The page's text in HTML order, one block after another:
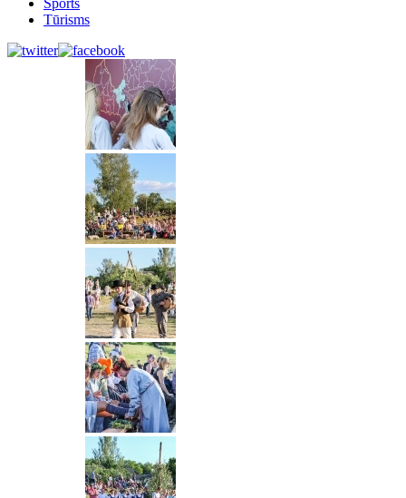
Sports
Tūrisms